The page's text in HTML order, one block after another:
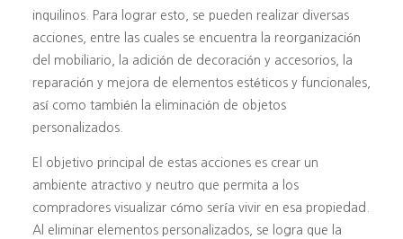
inquilinos. Para lograr esto, se pueden realizar diversas
acciones, entre las cuales se encuentra la reorganización
del mobiliario, la adición de decoración y accesorios, la
reparación y mejora de elementos estéticos y funcionales,
así como también la eliminación de objetos
personalizados.
El objetivo principal de estas acciones es crear un
ambiente atractivo y neutro que permita a los
compradores visualizar cómo sería vivir en esa propiedad.
Al eliminar elementos personalizados, se logra que la